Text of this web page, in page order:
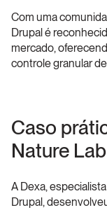
Com uma
Drupal é
mercado,
controle granular
Caso
Nature
A Dexa,
Drupal,